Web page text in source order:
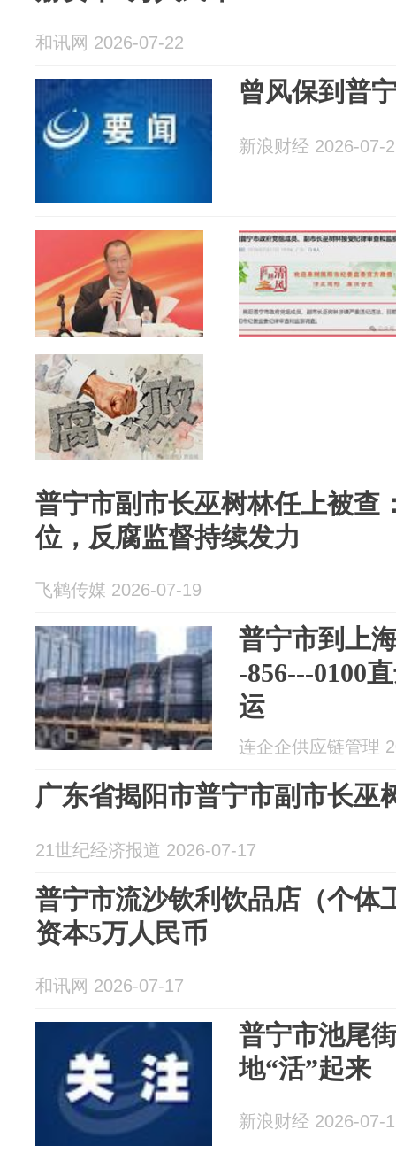
和讯网 2026-07-22
曾风保到普
新浪财经 2026-07-
普宁市副市长巫树林任上被查
位，反腐监督持续发力
飞鹤传媒 2026-07-19
普宁市到上
-856---0100
运
连企企供应链管理
广东省揭阳市普宁市副市长巫
21世纪经济报道 2026-07-17
普宁市流沙钦利饮品店（个体
资本5万人民币
和讯网 2026-07-17
普宁市池尾
地“活”起来
新浪财经 2026-07-